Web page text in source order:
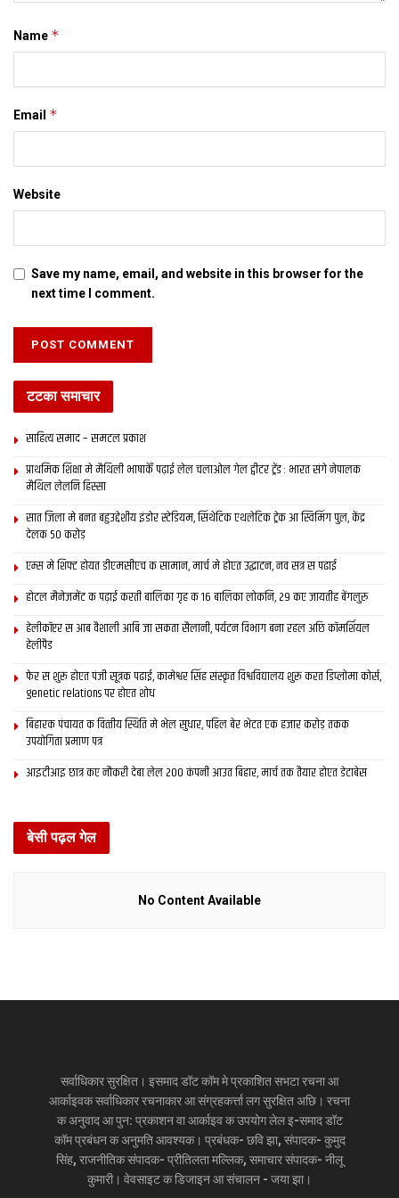
Name *
Email *
Website
Save my name, email, and website in this browser for the
next time I comment.
टटका समाचार
साहित्य समाद – समटल प्रकाश
प्राथमिक शि‍क्षा मे मैथि‍ली भाषाकेँ पढ़ाई लेल चलाओल गेल ट्वीटर ट्रेंड : भारत संगे नेपालक
मैथिल लेलनि हिस्सा
सात जिला मे बनत बहुउद्देशीय इंडोर स्‍टेडि‍यम, सिंथेटिक एथलेटिक ट्रेक आ स्विमिंग पुल, केंद्र
देलक 50 करोड़
एम्स मे शिफ्ट होयत डीएमसीएच क सामान, मार्च मे होएत उद्घाटन, नव सत्र स पढाई
होटल मैनेजमेंट क पढ़ाई करती बालिका गृह क 16 बालिका लोकनि, 29 कए जायतीह बेंगलुरु
हेलीकॉप्टर स आब वैशाली आबि जा सकता सैलानी, पर्यटन विभाग बना रहल अछि कॉमर्शियल
हेलीपैड
फेर स शुरू होएत पंजी सूत्रक पढाई, कामेश्वर सिंह संस्कृत विश्वविद्यालय शुरू करत डिप्लोमा कोर्स,
genetic relations पर होएत शोध
बिहारक पंचायत क वित्‍तीय स्थिति मे भेल सुधार, पहिल बेर भेटत एक हजार करोड़ तकक
उपयोगिता प्रमाण पत्र
आइटीआइ छात्र कए नौकरी देबा लेल 200 कंपनी आउत बिहार, मार्च तक तैयार होएत डेटाबेस
बेसी पढ़ल गेल
No Content Available
सर्वाधिकार सुरक्षित। इसमाद डॉट कॉम मे प्रकाशित सभटा रचना आ
आर्काइवक सर्वाधिकार रचनाकार आ संग्रहकर्त्ता लग सुरक्षित अछि। रचना
क अनुवाद आ पुन: प्रकाशन वा आर्काइव क उपयोग लेल इ-समाद डॉट
कॉम प्रबंधन क अनुमति आवश्यक। प्रबंधक- छवि झा, संपादक- कुमुद
सिंह, राजनीतिक संपादक- प्रीतिलता मल्लिक, समाचार संपादक- नीलू
कुमारी। वेवसाइट क डिजाइन आ संचालन - जया झा।